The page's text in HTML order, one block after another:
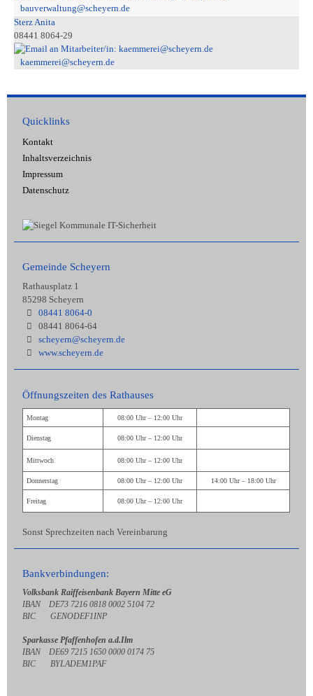
bauverwaltung@scheyern.de
Sterz Anita
08441 8064-29
kaemmerei@scheyern.de
Quicklinks
Kontakt
Inhaltsverzeichnis
Impressum
Datenschutz
Gemeinde Scheyern
Rathausplatz 1
85298 Scheyern
08441 8064-0
08441 8064-64
scheyern@scheyern.de
www.scheyern.de
Öffnungszeiten des Rathauses
Montag 08:00 Uhr – 12:00 Uhr
Dienstag 08:00 Uhr – 12:00 Uhr
Mittwoch 08:00 Uhr – 12:00 Uhr
Donnerstag 08:00 Uhr – 12:00 Uhr 14:00 Uhr – 18:00 Uhr
Freitag 08:00 Uhr – 12:00 Uhr
Sonst Sprechzeiten nach Vereinbarung
Bankverbindungen:
Volksbank Raiffeisenbank Bayern Mitte eG
IBAN DE73 7216 0818 0002 5104 72
BIC GENODEF1INP
Sparkasse Pfaffenhofen a.d.Ilm
IBAN DE69 7215 1650 0000 0174 75
BIC BYLADEM1PAF